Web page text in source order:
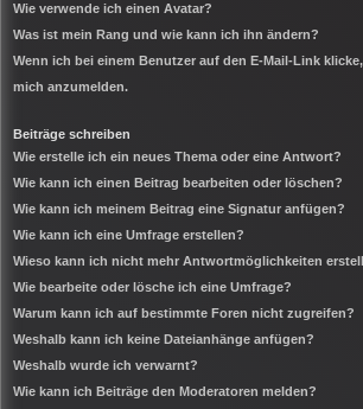
Wie verwende ich einen Avatar?
Was ist mein Rang und wie kann ich ihn ändern?
Wenn ich bei einem Benutzer auf den E-Mail-Link
mich anzumelden.
Beiträge schreiben
Wie erstelle ich ein neues Thema oder eine Antwort?
Wie kann ich einen Beitrag bearbeiten oder löschen?
Wie kann ich meinem Beitrag eine Signatur anfügen?
Wie kann ich eine Umfrage erstellen?
Wieso kann ich nicht mehr Antwortmöglichkeiten
Wie bearbeite oder lösche ich eine Umfrage?
Warum kann ich auf bestimmte Foren nicht zugreifen?
Weshalb kann ich keine Dateianhänge anfügen?
Weshalb wurde ich verwarnt?
Wie kann ich Beiträge den Moderatoren melden?